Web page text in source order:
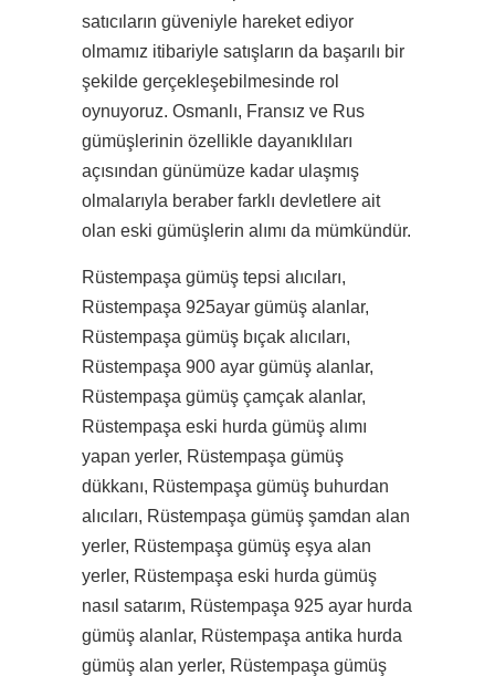
satıcıların güveniyle hareket ediyor
olmamız itibariyle satışların da başarılı bir
şekilde gerçekleşebilmesinde rol
oynuyoruz. Osmanlı, Fransız ve Rus
gümüşlerinin özellikle dayanıklıları
açısından günümüze kadar ulaşmış
olmalarıyla beraber farklı devletlere ait
olan eski gümüşlerin alımı da mümkündür.
Rüstempaşa gümüş tepsi alıcıları,
Rüstempaşa 925ayar gümüş alanlar,
Rüstempaşa gümüş bıçak alıcıları,
Rüstempaşa 900 ayar gümüş alanlar,
Rüstempaşa gümüş çamçak alanlar,
Rüstempaşa eski hurda gümüş alımı
yapan yerler, Rüstempaşa gümüş
dükkanı, Rüstempaşa gümüş buhurdan
alıcıları, Rüstempaşa gümüş şamdan alan
yerler, Rüstempaşa gümüş eşya alan
yerler, Rüstempaşa eski hurda gümüş
nasıl satarım, Rüstempaşa 925 ayar hurda
gümüş alanlar, Rüstempaşa antika hurda
gümüş alan yerler, Rüstempaşa gümüş